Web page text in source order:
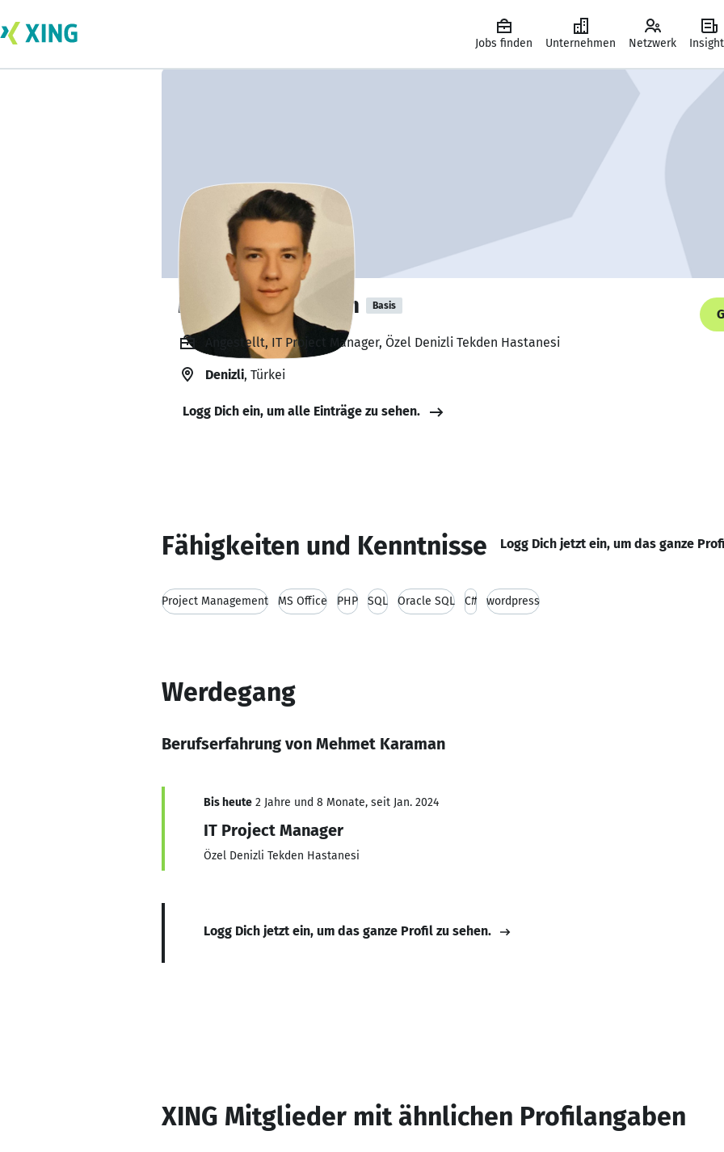
Jobs finden Unternehmen Netzwerk
Mehmet Karaman Basis
Angestellt, IT Project Manager, Özel Denizli Tekden Hastanesi
Denizli, Türkei
Logg Dich ein, um alle Einträge zu sehen.
Fähigkeiten und Kenntnisse Logg Dich jetzt ein, um das ganze
Project Management MS Office PHP SQL Oracle SQL C# wordpress
Werdegang
Berufserfahrung von Mehmet Karaman
Bis heute 2 Jahre und 8 Monate, seit Jan. 2024
IT Project Manager
Özel Denizli Tekden Hastanesi
Logg Dich jetzt ein, um das ganze Profil zu sehen.
XING Mitglieder mit ähnlichen Profilangaben